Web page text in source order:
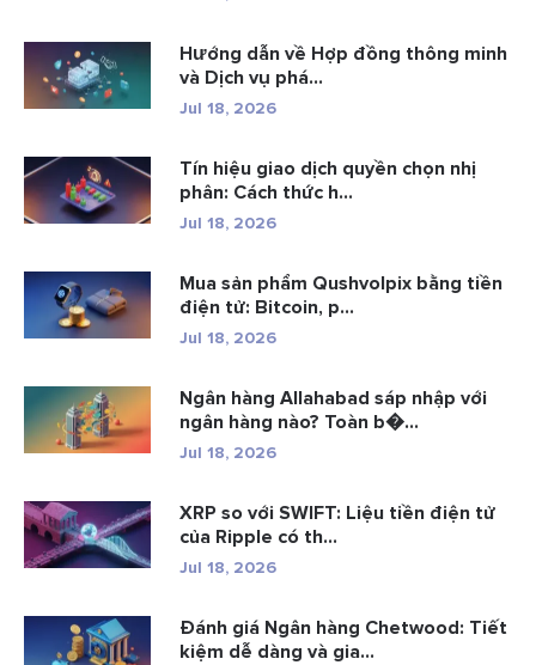
Hướng dẫn về Hợp đồng thông minh
và Dịch vụ phá...
Jul 18, 2026
Tín hiệu giao dịch quyền chọn nhị
phân: Cách thức h...
Jul 18, 2026
Mua sản phẩm Qushvolpix bằng tiền
điện tử: Bitcoin, p...
Jul 18, 2026
Ngân hàng Allahabad sáp nhập với
ngân hàng nào? Toàn b�...
Jul 18, 2026
XRP so với SWIFT: Liệu tiền điện tử
của Ripple có th...
Jul 18, 2026
Đánh giá Ngân hàng Chetwood: Tiết
kiệm dễ dàng và gia...